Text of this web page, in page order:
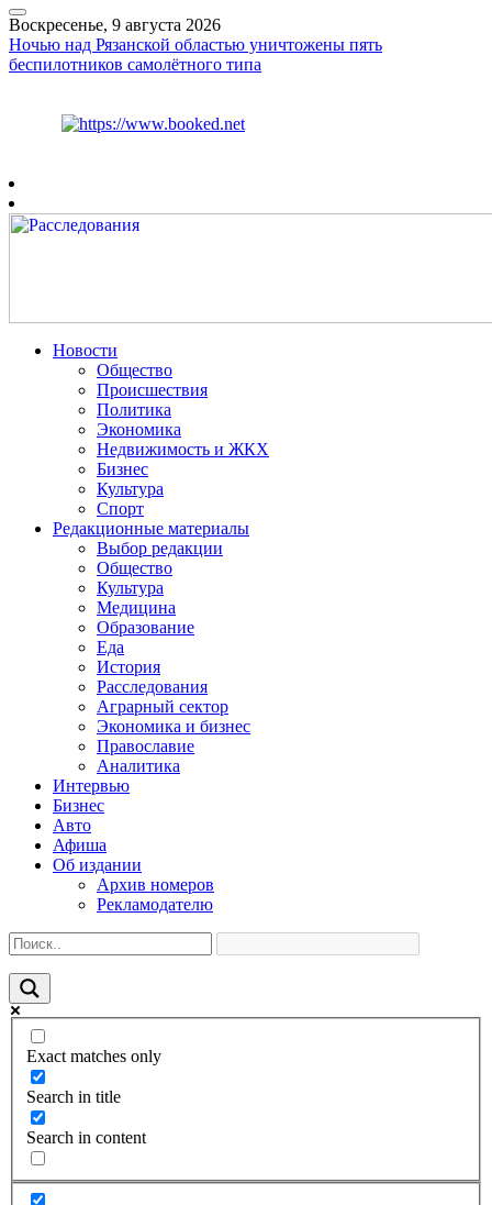
Воскресенье, 9 августа 2026
Ночью над Рязанской областью уничтожены пять
беспилотников самолётного типа
Новости
Общество
Происшествия
Политика
Экономика
Недвижимость и ЖКХ
Бизнес
Культура
Спорт
Редакционные материалы
Выбор редакции
Общество
Культура
Медицина
Образование
Еда
История
Расследования
Аграрный сектор
Экономика и бизнес
Православие
Аналитика
Интервью
Бизнес
Авто
Афиша
Об издании
Архив номеров
Рекламодателю
Exact matches only
Search in title
Search in content